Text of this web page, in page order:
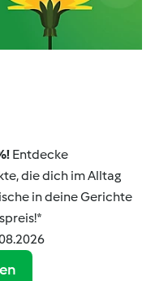
Entdecke
die dich im Alltag
in deine Gerichte